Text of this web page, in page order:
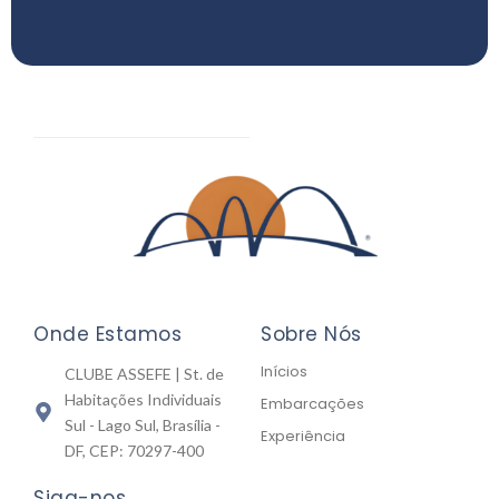
Onde Estamos
CLUBE ASSEFE | St. de
Habitações Individuais
Sul - Lago Sul, Brasília -
DF, CEP: 70297-400
Sobre Nós
Inícios
Embarcações
Experiência